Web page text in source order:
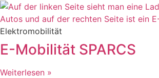
Elektromobilität
E-Mobilität SPARCS
Weiterlesen »